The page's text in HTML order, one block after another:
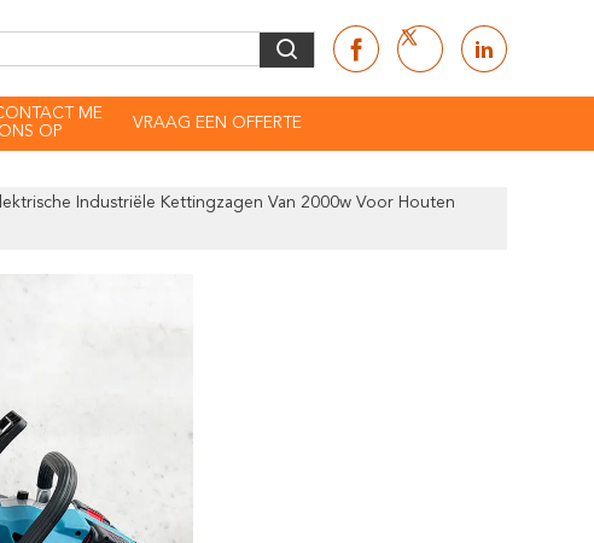
ME
ONS OP
VRAAG EEN OFFERTE
Industriële Kettingzagen Van 2000w Voor Houten